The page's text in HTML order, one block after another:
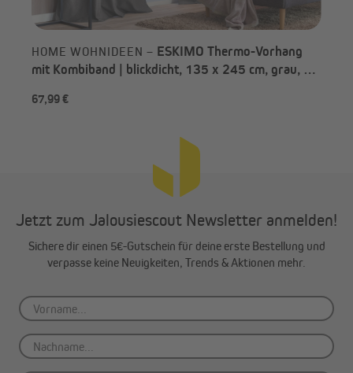
Einfache Montage mit Kombiband
Mit dem Kombiband wird das Aufhängen des Vorhangs zum
Kinderspiel. Nutze die verdeckt eingenähten Schlaufen für deine
HOME WOHNIDEEN – ESKIMO Thermo-Vorhang
mit Kombiband | blickdicht, 135 x 245 cm, grau, 2
67,99 €
Jetzt zum Jalousiescout Newsletter anmelden!
Sichere dir einen 5€-Gutschein für deine erste Bestellung und
verpasse keine Neuigkeiten, Trends & Aktionen mehr.